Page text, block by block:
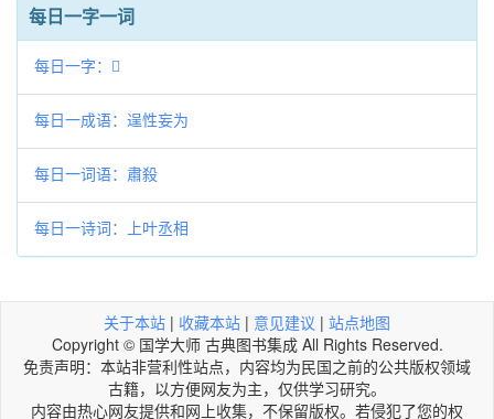
每日一字一词
每日一字：𤝮
每日一成语：逞性妄为
每日一词语：肅殺
每日一诗词：上叶丞相
关于本站 | 收藏本站 | 意见建议 | 站点地图
Copyright © 国学大师 古典图书集成 All Rights Reserved.
免责声明：本站非营利性站点，内容均为民国之前的公共版权领域
古籍，以方便网友为主，仅供学习研究。
内容由热心网友提供和网上收集，不保留版权。若侵犯了您的权